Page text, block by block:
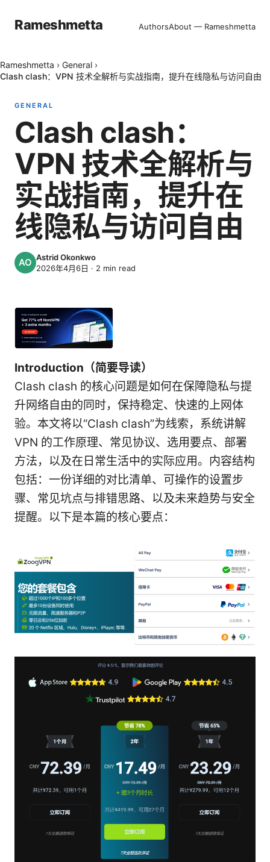
Rameshmetta AuthorsAbout — Rameshmetta
Rameshmetta › General ›
Clash clash：VPN 技术全解析与实战指南，提升在线隐私与访问自由
GENERAL
Clash clash：
VPN 技术全解析与
实战指南，提升在
线隐私与访问自由
Astrid Okonkwo
2026年4月6日 · 2 min read
Introduction（简要导读）
Clash clash 的核心问题是如何在保障隐私与提
升网络自由的同时，保持稳定、快速的上网体
验。本文将以“Clash clash”为线索，系统讲解
VPN 的工作原理、常见协议、选用要点、部署
方法，以及在日常生活中的实际应用。内容结构
包括：一份详细的对比清单、可操作的设置步
骤、常见坑点与排错思路、以及未来趋势与安全
提醒。以下是本篇的核心要点：